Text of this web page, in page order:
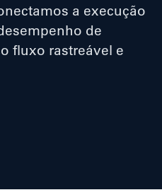
a execução
de
fluxo rastreável e